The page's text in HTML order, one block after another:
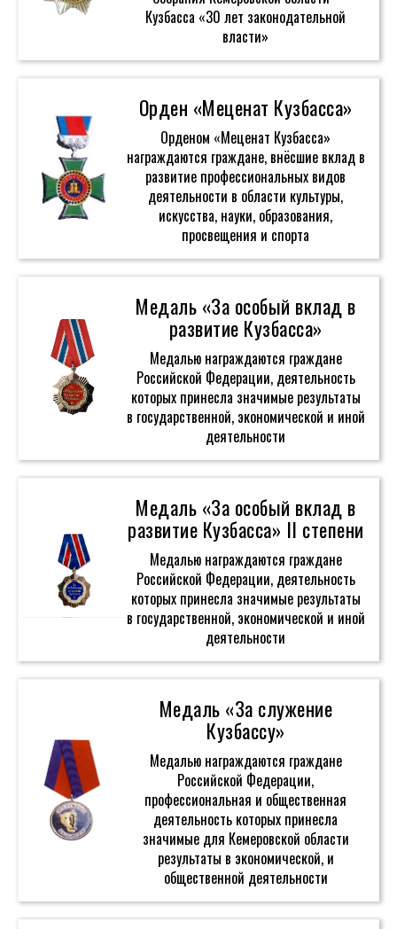
Кузбасса «30 лет законодательной
власти»
Орден «Меценат Кузбасса»
Орденом «Меценат Кузбасса»
награждаются граждане, внёсшие вклад в
развитие профессиональных видов
деятельности в области культуры,
искусства, науки, образования,
просвещения и спорта
Медаль «За особый вклад в
развитие Кузбасса»
Медалью награждаются граждане
Российской Федерации, деятельность
которых принесла значимые результаты
в государственной, экономической и иной
деятельности
Медаль «За особый вклад в
развитие Кузбасса» II степени
Медалью награждаются граждане
Российской Федерации, деятельность
которых принесла значимые результаты
в государственной, экономической и иной
деятельности
Медаль «За служение
Кузбассу»
Медалью награждаются граждане
Российской Федерации,
профессиональная и общественная
деятельность которых принесла
значимые для Кемеровской области
результаты в экономической, и
общественной деятельности